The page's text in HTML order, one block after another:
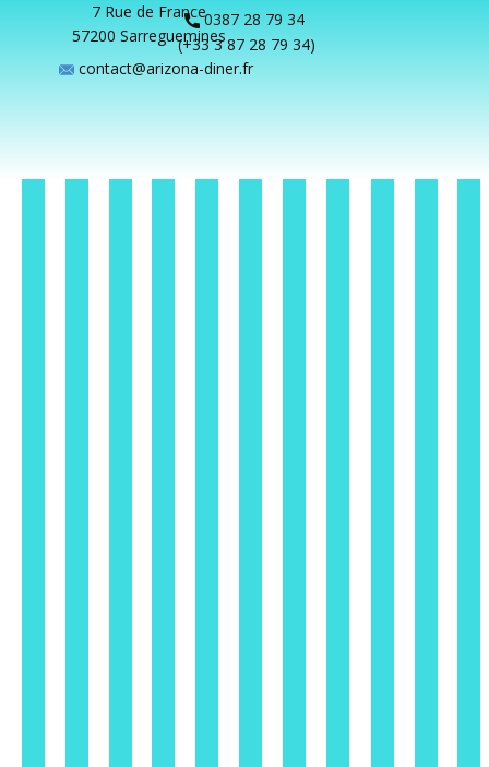
7 Rue de France
57200 Sarreg​uemines
0387 28 79 34
(+33 3 87 28 79 34)
contact@arizona-diner.fr